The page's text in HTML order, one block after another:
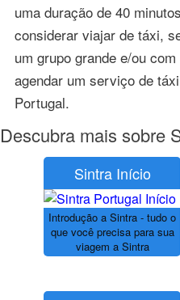
uma duração de 40
considerar viajar de táxi,
um grupo grande e/ou
agendar um serviço de
Portugal.
Descubra mais sobre
Sintra Início
Introdução a Sintra - tudo o
que você precisa para sua
viagem a Sintra